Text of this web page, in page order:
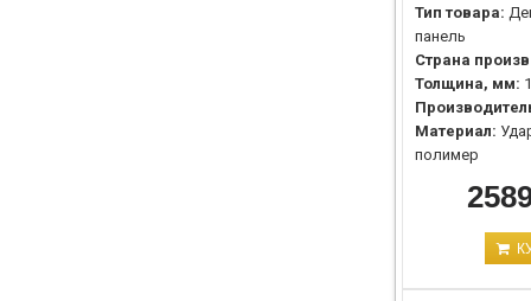
Тип товара:
панель
Страна
Толщина, мм:
Материал:
полимер